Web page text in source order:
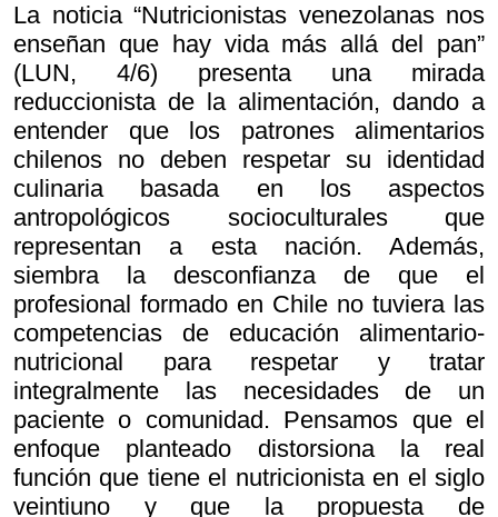
La noticia “Nutricionistas venezolanas nos
enseñan que hay vida más allá del pan”
(LUN, 4/6) presenta una mirada
reduccionista de la alimentación, dando a
entender que los patrones alimentarios
chilenos no deben respetar su identidad
culinaria basada en los aspectos
antropológicos socioculturales que
representan a esta nación. Además,
siembra la desconfianza de que el
profesional formado en Chile no tuviera las
competencias de educación alimentario-
nutricional para respetar y tratar
integralmente las necesidades de un
paciente o comunidad. Pensamos que el
enfoque planteado distorsiona la real
función que tiene el nutricionista en el siglo
veintiuno y que la propuesta de